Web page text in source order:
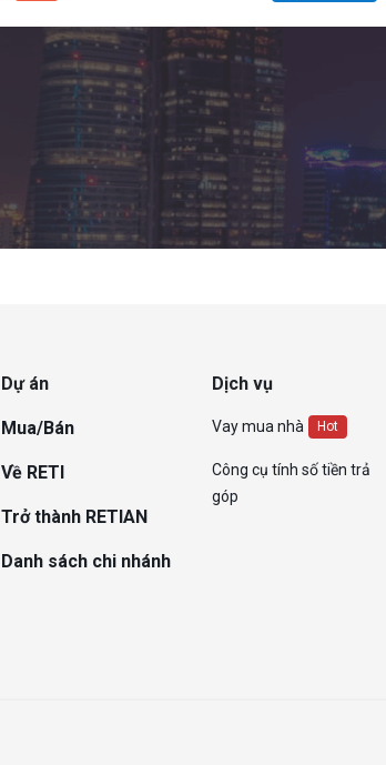
Dự án
Mua/Bán
Về RETI
Trở thành RETIAN
Danh sách chi nhánh
Dịch vụ
Vay mua nhà Hot
Công cụ tính số tiền trả
góp